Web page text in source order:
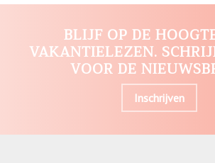
BLIJF OP DE
VAKANTIELEZEN.
VOOR DE
Inschrijven